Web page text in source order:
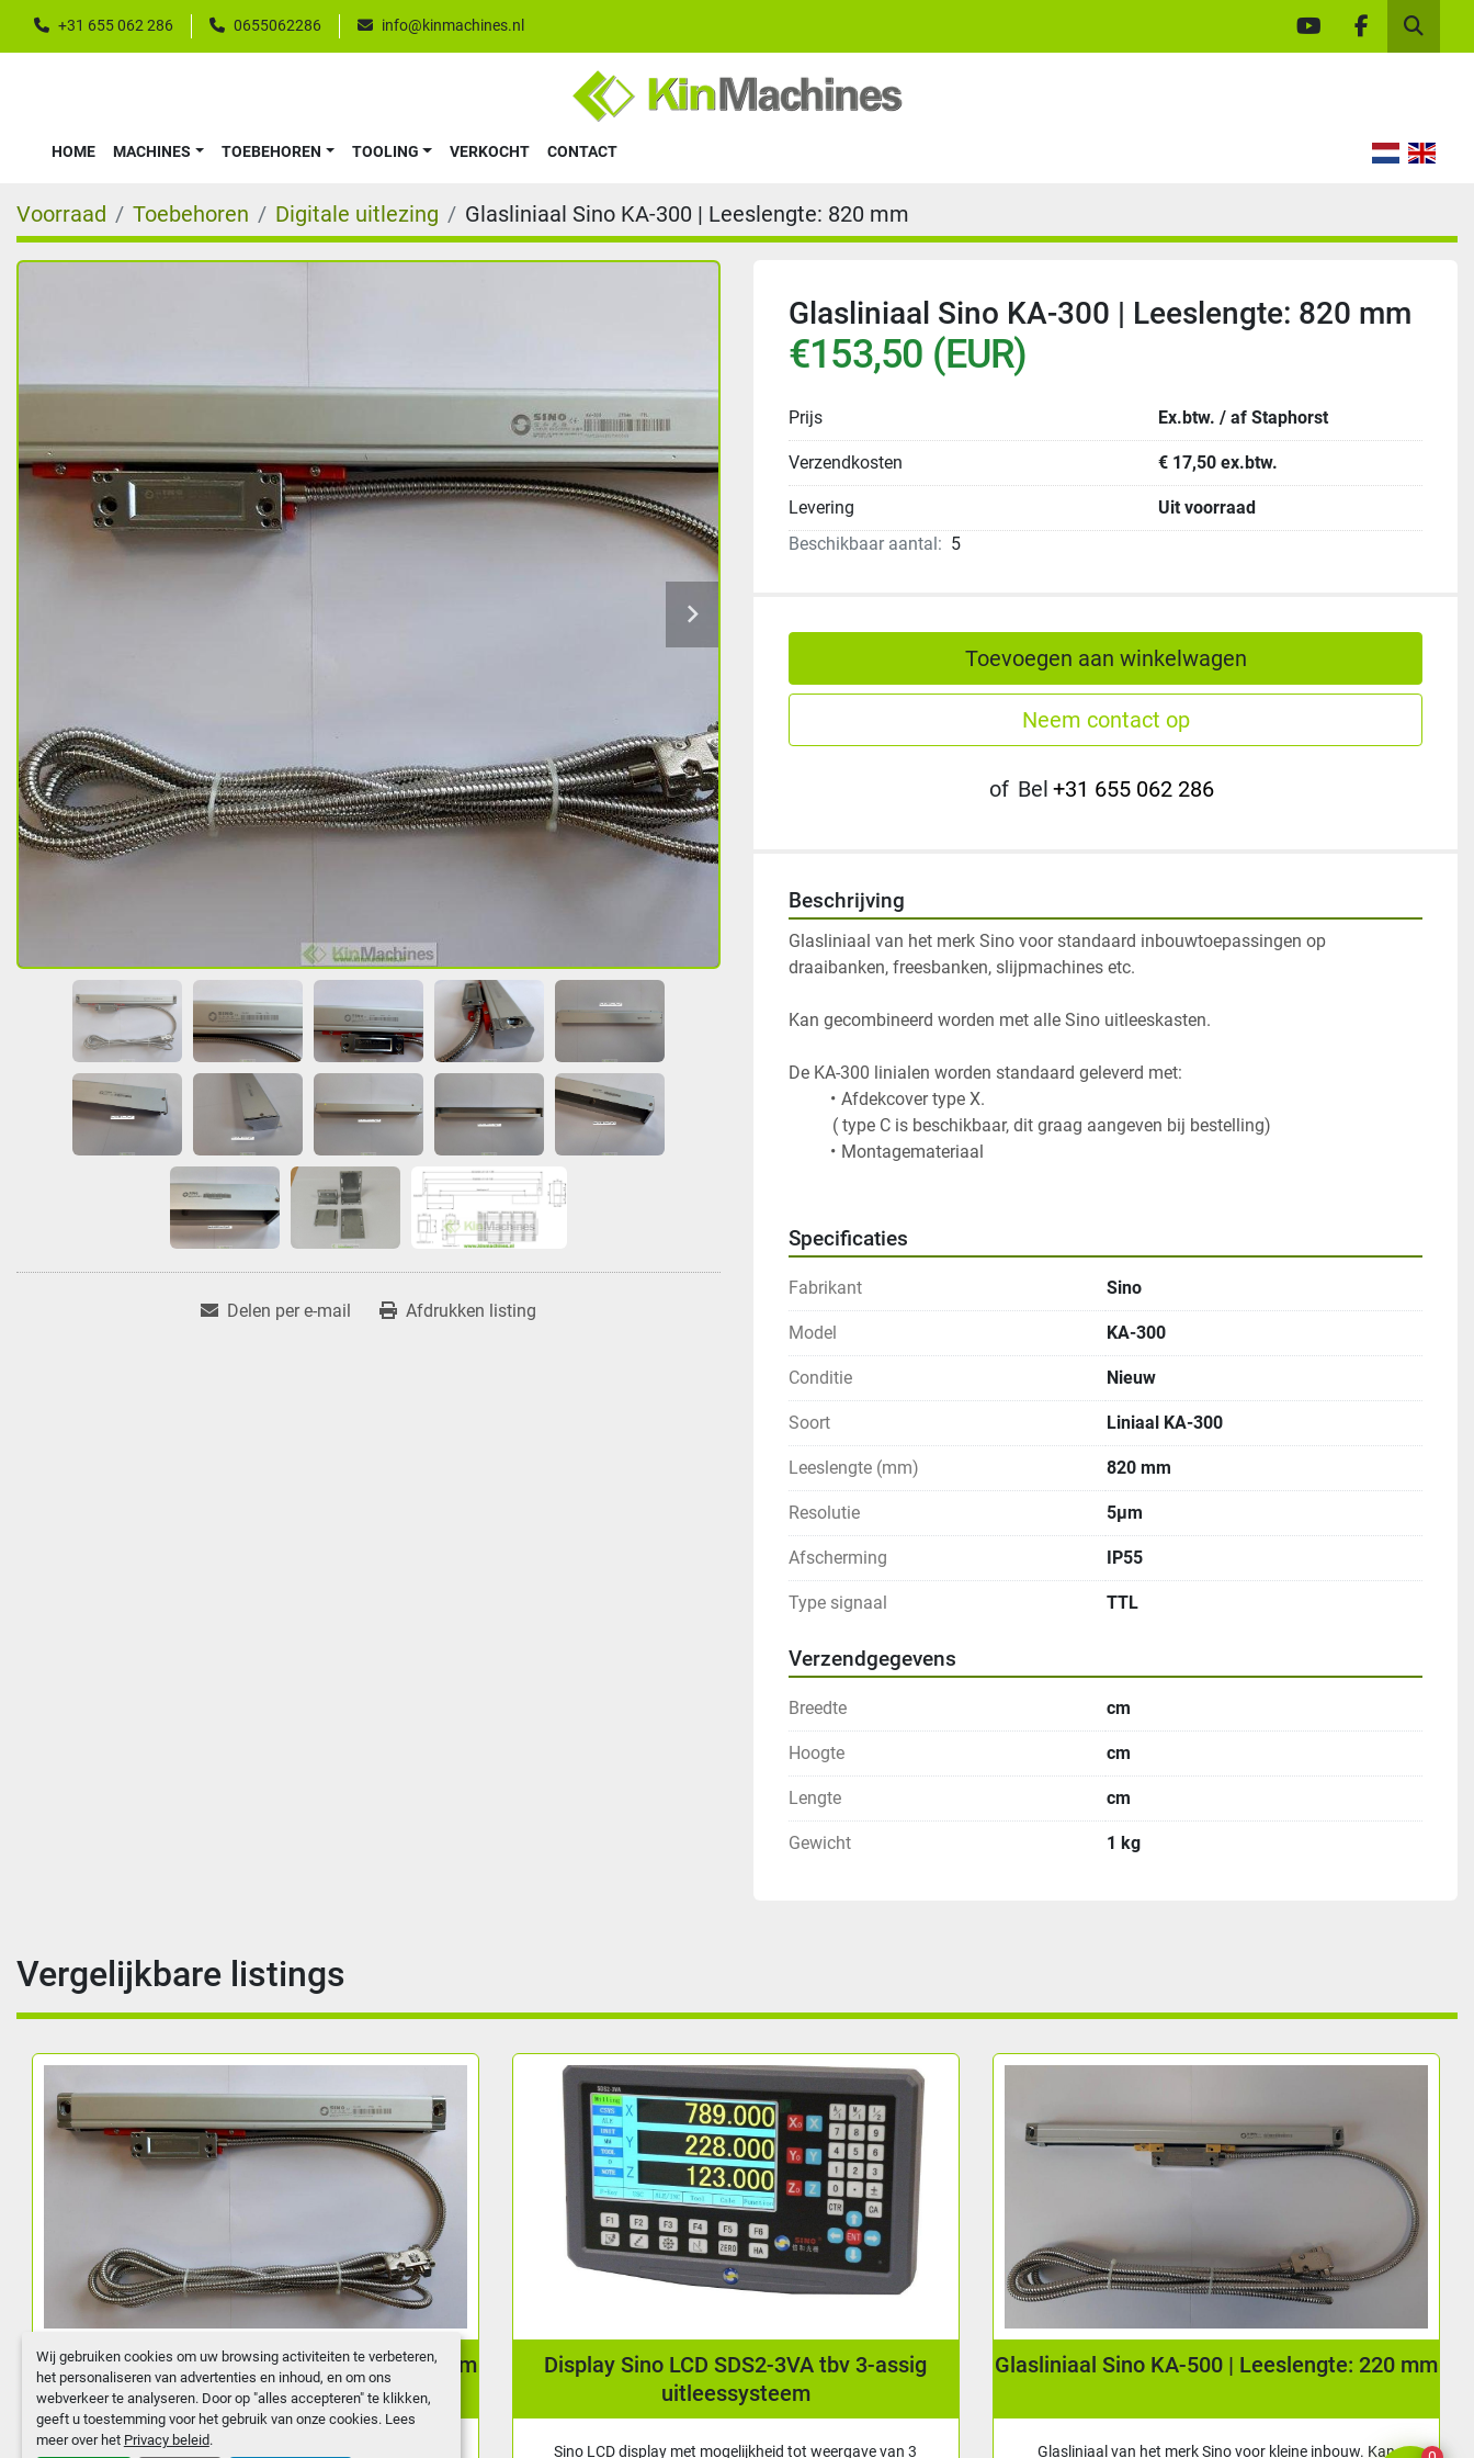
Wij gebruiken cookies om uw browsing activiteiten te verbeteren,
het personaliseren van advertenties en inhoud, en om ons
webverkeer te analyseren. Door op "alles accepteren" te klikken,
geeft u toestemming voor het gebruik van onze cookies. Lees
meer over het Privacy beleid.
+31 655 062 286 0655062286 info@kinmachines.nl
youtubefacebook
Zoek
HOME MACHINES TOEBEHOREN TOOLING VERKOCHT CONTACT
Voorraad Toebehoren Digitale uitlezing Glasliniaal Sino KA-300 | Leeslengte: 820 mm
Delen per e-mail Afdrukken listing
Glasliniaal Sino KA-300 | Leeslengte: 820 mm
€153,50 (EUR)
Prijs Ex.btw. / af Staphorst
Verzendkosten € 17,50 ex.btw.
Levering
Uit voorraad
Beschikbaar aantal: 5
Toevoegen aan winkelwagen
Neem contact op
of Bel +31 655 062 286
Beschrijving
Glasliniaal van het merk Sino voor standaard inbouwtoepassingen op
draaibanken, freesbanken, slijpmachines etc.
Kan gecombineerd worden met alle Sino uitleeskasten.
De KA-300 linialen worden standaard geleverd met:
Afdekcover type X.
( type C is beschikbaar, dit graag aangeven bij bestelling)
Montagemateriaal
Specificaties
Fabrikant Sino
Model KA-300
Conditie Nieuw
Soort Liniaal KA-300
Leeslengte (mm) 820 mm
Resolutie 5μm
Afscherming IP55
Type signaal TTL
Verzendgegevens
Breedte cm
Hoogte cm
Lengte cm
Gewicht 1 kg
Vergelijkbare listings
Glasliniaal Sino KA-300 | Leeslengte: 320 mm
Glasliniaal van het merk Sino voor standaard
Display Sino LCD SDS2-3VA tbv 3-assig
uitleessysteem
Sino LCD display met mogelijkheid tot weergave van 3
Glasliniaal Sino KA-500 | Leeslengte: 220 mm
Glasliniaal van het merk Sino voor kleine inbouw. Kan